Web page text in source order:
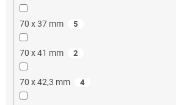
70 x 37 mm 5
70 x 41 mm 2
70 x 42,3 mm 4